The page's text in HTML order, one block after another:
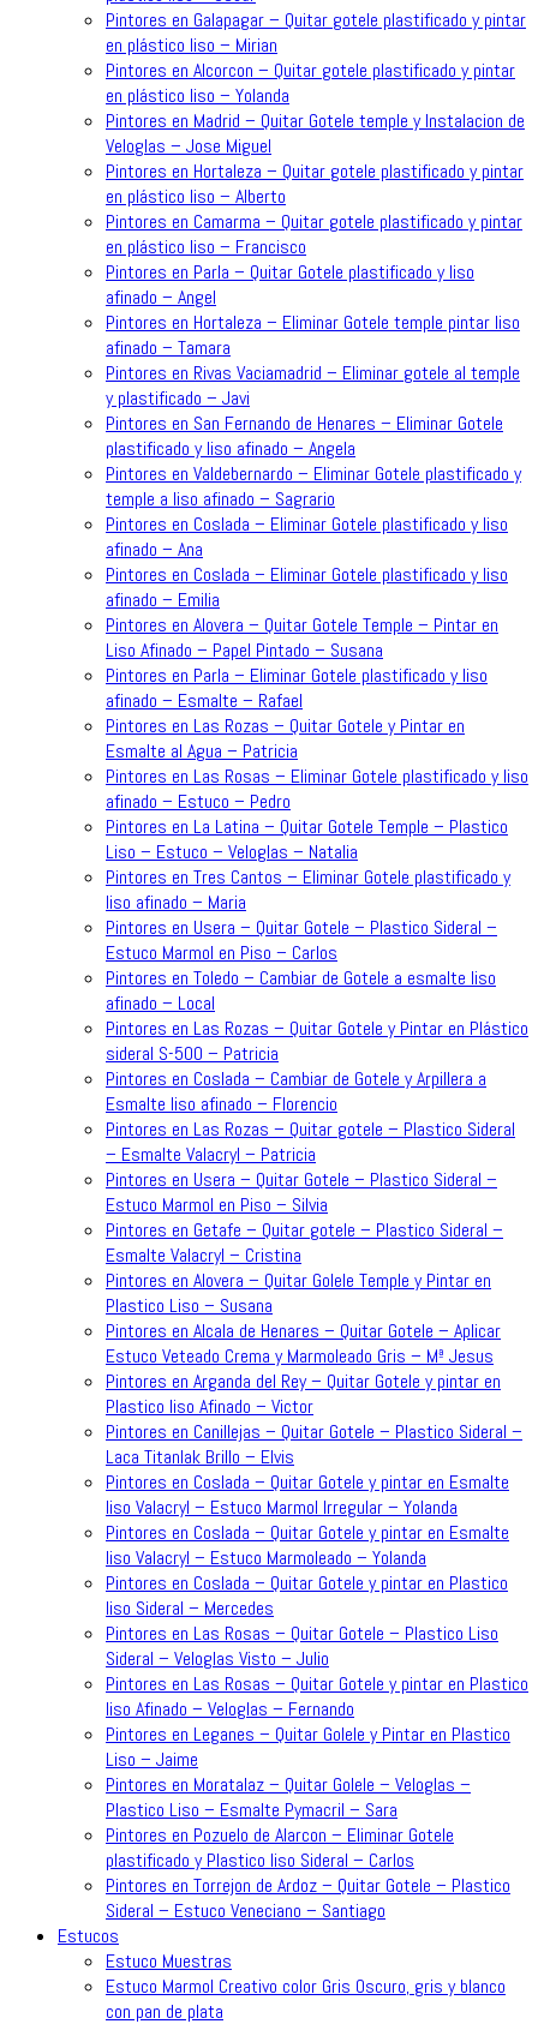
Pintores en Galapagar – Quitar gotele plastificado y pintar
en plástico liso – Mirian
Pintores en Alcorcon – Quitar gotele plastificado y pintar
en plástico liso – Yolanda
Pintores en Madrid – Quitar Gotele temple y Instalacion de
Veloglas – Jose Miguel
Pintores en Hortaleza – Quitar gotele plastificado y pintar
en plástico liso – Alberto
Pintores en Camarma – Quitar gotele plastificado y pintar
en plástico liso – Francisco
Pintores en Parla – Quitar Gotele plastificado y liso
afinado – Angel
Pintores en Hortaleza – Eliminar Gotele temple pintar liso
afinado – Tamara
Pintores en Rivas Vaciamadrid – Eliminar gotele al temple
y plastificado – Javi
Pintores en San Fernando de Henares – Eliminar Gotele
plastificado y liso afinado – Angela
Pintores en Valdebernardo – Eliminar Gotele plastificado y
temple a liso afinado – Sagrario
Pintores en Coslada – Eliminar Gotele plastificado y liso
afinado – Ana
Pintores en Coslada – Eliminar Gotele plastificado y liso
afinado – Emilia
Pintores en Alovera – Quitar Gotele Temple – Pintar en
Liso Afinado – Papel Pintado – Susana
Pintores en Parla – Eliminar Gotele plastificado y liso
afinado – Esmalte – Rafael
Pintores en Las Rozas – Quitar Gotele y Pintar en
Esmalte al Agua – Patricia
Pintores en Las Rosas – Eliminar Gotele plastificado y liso
afinado – Estuco – Pedro
Pintores en La Latina – Quitar Gotele Temple – Plastico
Liso – Estuco – Veloglas – Natalia
Pintores en Tres Cantos – Eliminar Gotele plastificado y
liso afinado – Maria
Pintores en Usera – Quitar Gotele – Plastico Sideral –
Estuco Marmol en Piso – Carlos
Pintores en Toledo – Cambiar de Gotele a esmalte liso
afinado – Local
Pintores en Las Rozas – Quitar Gotele y Pintar en Plástico
sideral S-500 – Patricia
Pintores en Coslada – Cambiar de Gotele y Arpillera a
Esmalte liso afinado – Florencio
Pintores en Las Rozas – Quitar gotele – Plastico Sideral
– Esmalte Valacryl – Patricia
Pintores en Usera – Quitar Gotele – Plastico Sideral –
Estuco Marmol en Piso – Silvia
Pintores en Getafe – Quitar gotele – Plastico Sideral –
Esmalte Valacryl – Cristina
Pintores en Alovera – Quitar Golele Temple y Pintar en
Plastico Liso – Susana
Pintores en Alcala de Henares – Quitar Gotele – Aplicar
Estuco Veteado Crema y Marmoleado Gris – Mª Jesus
Pintores en Arganda del Rey – Quitar Gotele y pintar en
Plastico liso Afinado – Victor
Pintores en Canillejas – Quitar Gotele – Plastico Sideral –
Laca Titanlak Brillo – Elvis
Pintores en Coslada – Quitar Gotele y pintar en Esmalte
liso Valacryl – Estuco Marmol Irregular – Yolanda
Pintores en Coslada – Quitar Gotele y pintar en Esmalte
liso Valacryl – Estuco Marmoleado – Yolanda
Pintores en Coslada – Quitar Gotele y pintar en Plastico
liso Sideral – Mercedes
Pintores en Las Rosas – Quitar Gotele – Plastico Liso
Sideral – Veloglas Visto – Julio
Pintores en Las Rosas – Quitar Gotele y pintar en Plastico
liso Afinado – Veloglas – Fernando
Pintores en Leganes – Quitar Golele y Pintar en Plastico
Liso – Jaime
Pintores en Moratalaz – Quitar Golele – Veloglas –
Plastico Liso – Esmalte Pymacril – Sara
Pintores en Pozuelo de Alarcon – Eliminar Gotele
plastificado y Plastico liso Sideral – Carlos
Pintores en Torrejon de Ardoz – Quitar Gotele – Plastico
Sideral – Estuco Veneciano – Santiago
Estucos
Estuco Muestras
Estuco Marmol Creativo color Gris Oscuro, gris y blanco
con pan de plata